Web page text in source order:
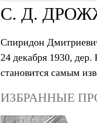
С. Д.
Спиридон
24 декабря 1930,
становится самым
ИЗБРАННЫЕ